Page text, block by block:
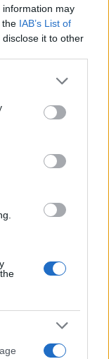
information may
the IAB’s List of
it to other
or more Google
You may click to
party tags to
in below Google